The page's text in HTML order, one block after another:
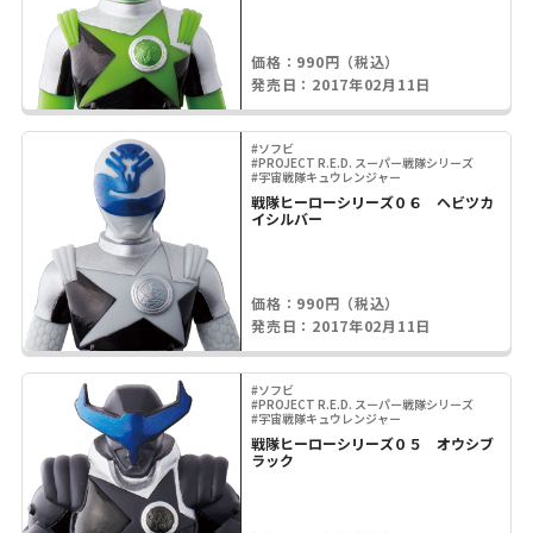
価格：990円（税込）
発売日：2017年02月11日
#ソフビ
#PROJECT R.E.D. スーパー戦隊シリーズ
#宇宙戦隊キュウレンジャー
戦隊ヒーローシリーズ０６ ヘビツカ
イシルバー
価格：990円（税込）
発売日：2017年02月11日
#ソフビ
#PROJECT R.E.D. スーパー戦隊シリーズ
#宇宙戦隊キュウレンジャー
戦隊ヒーローシリーズ０５ オウシブ
ラック